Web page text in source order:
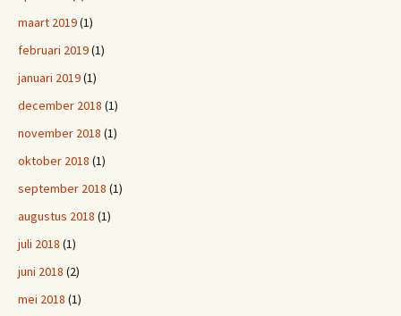
maart 2019(1)
februari 2019(1)
januari 2019(1)
december 2018 (1)
november 2018 (1)
oktober 2018 (1)
september 2018 (1)
augustus 2018 (1)
juli 2018 (1)
juni 2018 (2)
mei 2018 (1)